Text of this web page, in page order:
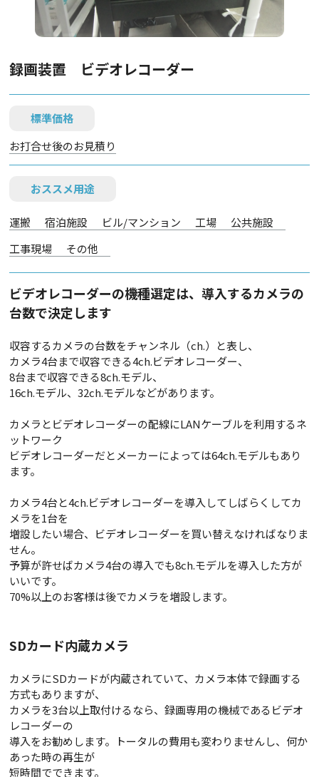
録画装置 ビデオレコーダー
標準価格
お打合せ後のお見積り
おススメ用途
運搬 宿泊施設 ビル/マンション 工場
公共施設
工事現場
その他
ビデオレコーダーの機種選定は、導入するカメラの
台数で決定します
収容するカメラの台数をチャンネル（ch.）と表し、
カメラ4台まで収容できる4ch.ビデオレコーダー、
8台まで収容できる8ch.モデル、
16ch.モデル、32ch.モデルなどがあります。
カメラとビデオレコーダーの配線にLANケーブルを利用するネ
ットワーク
ビデオレコーダーだとメーカーによっては64ch.モデルもあり
ます。
カメラ4台と4ch.ビデオレコーダーを導入してしばらくしてカ
メラを1台を
増設したい場合、ビデオレコーダーを買い替えなければなりま
せん。
予算が許せばカメラ4台の導入でも8ch.モデルを導入した方が
いいです。
70%以上のお客様は後でカメラを増設します。
SDカード内蔵カメラ
カメラにSDカードが内蔵されていて、カメラ本体で録画する
方式もありますが、
カメラを3台以上取付けるなら、録画専用の機械であるビデオ
レコーダーの
導入をお勧めします。トータルの費用も変わりませんし、何か
あった時の再生が
短時間でできます。